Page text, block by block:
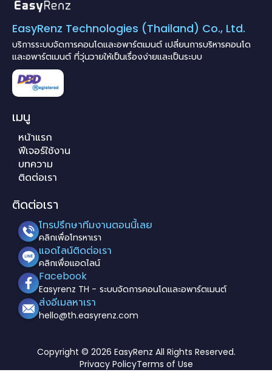
EasyRenz Technologies (Thailand) Co., Ltd.
บริการระบบจัดการคอนโดและอพาร์ตเมนต์ เปลี่ยนการบริหารคอนโด
และอพาร์ตเมนต์ ที่วุ่นวายให้เป็นเรื่องง่ายและเป็นระบบ
เมนู
หน้าแรก
ฟีเจอร์ใช้งาน
บทความ
ติดต่อเรา
ติดต่อเรา
โทรปรึกษาทีมงานตอนนี้เลย
คลิกเพื่อโทรหาเรา
แอดไลน์ติดต่อเรา
คลิกเพื่อแอดไลน์
Facebook
Easyrenz TH - ระบบจัดการคอนโดและอพาร์ตเมนต์
ส่งอีเมลหาเรา
hello@th.easyrenz.com
Copyright © 2026 EasyRenz​ All Rights Reserved.
Privacy PolicyTerms of Use